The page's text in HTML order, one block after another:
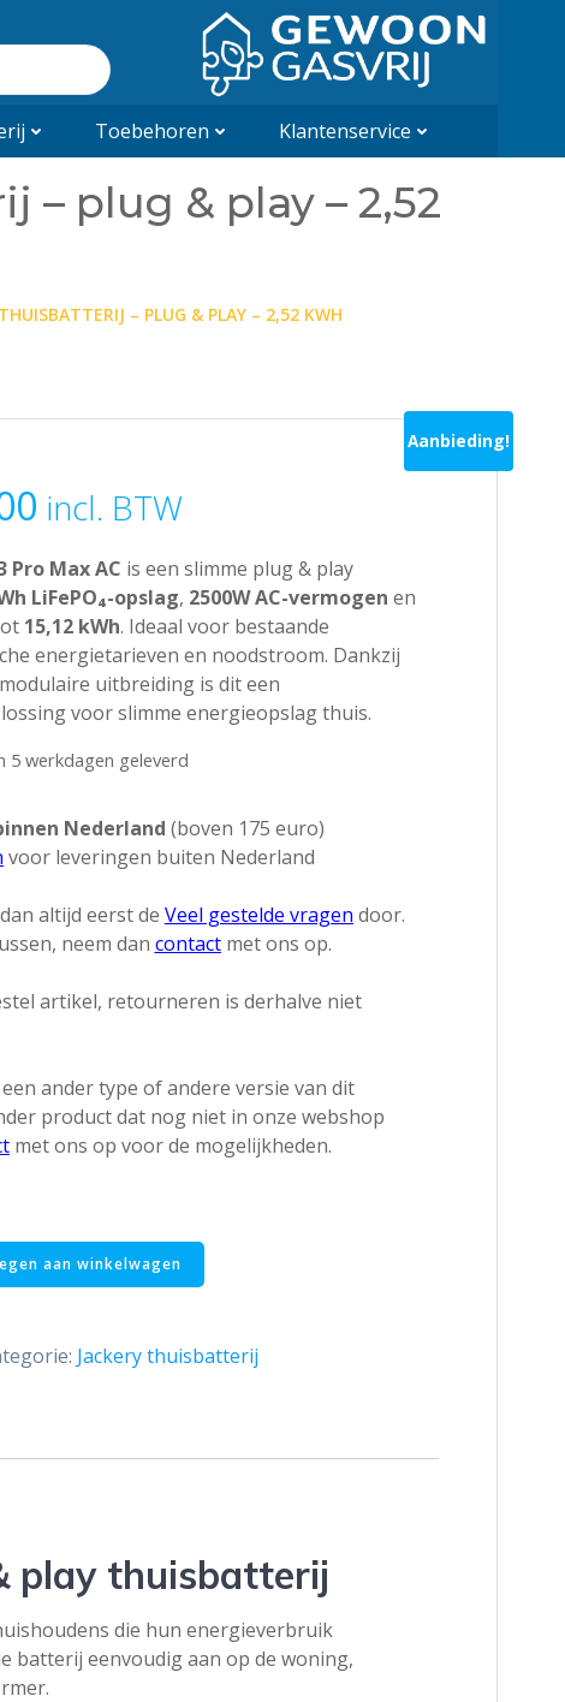
Toebehoren Klantenservice
– plug & play – 2,52
– PLUG & PLAY – 2,52 KWH
Aanbieding!
Huidige
prijs
is:
€ 789,00.
incl. BTW
Pro Max AC is een slimme plug & play
LiFePO₄-opslag, 2500W AC-vermogen en
15,12 kWh. Ideaal voor bestaande
energietarieven en noodstroom. Dankzij
uitbreiding is dit een
voor slimme energieopslag thuis.
5 werkdagen geleverd
Nederland (boven 175 euro)
voor leveringen buiten Nederland
altijd eerst de Veel gestelde vragen door.
neem dan contactmet ons op.
artikel, retourneren is derhalve niet
ander type of andere versie van dit
product dat nog niet in onze webshop
met ons op voor de mogelijkheden.
aan winkelwagen
Jackery thuisbatterij
play thuisbatterij
die hun energieverbruik
batterij eenvoudig aan op de woning,